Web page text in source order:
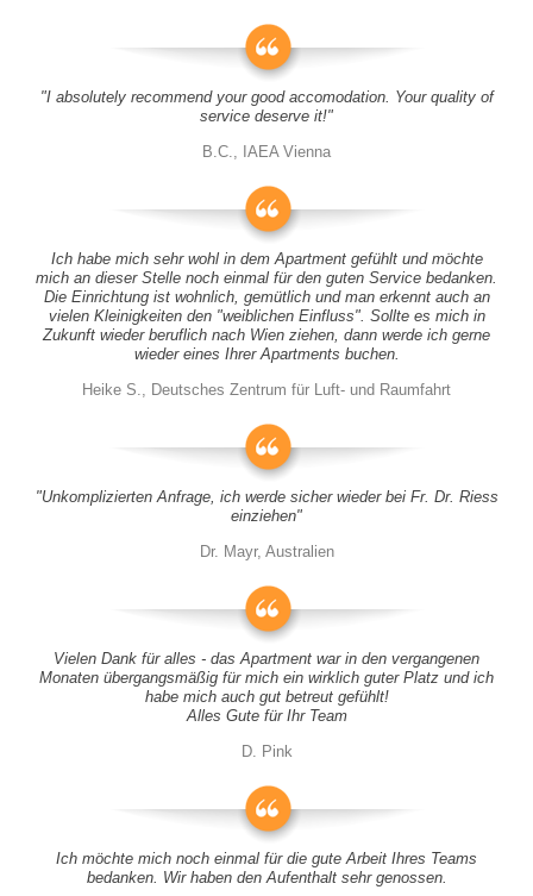
"I absolutely recommend your good accomodation. Your quality of
service deserve it!"
B.C., IAEA Vienna
Ich habe mich sehr wohl in dem Apartment gefühlt und möchte
mich an dieser Stelle noch einmal für den guten Service bedanken.
Die Einrichtung ist wohnlich, gemütlich und man erkennt auch an
vielen Kleinigkeiten den "weiblichen Einfluss". Sollte es mich in
Zukunft wieder beruflich nach Wien ziehen, dann werde ich gerne
wieder eines Ihrer Apartments buchen.
Heike S., Deutsches Zentrum für Luft- und Raumfahrt
"Unkomplizierten Anfrage, ich werde sicher wieder bei Fr. Dr. Riess
einziehen"
Dr. Mayr, Australien
Vielen Dank für alles - das Apartment war in den vergangenen
Monaten übergangsmäßig für mich ein wirklich guter Platz und ich
habe mich auch gut betreut gefühlt!
Alles Gute für Ihr Team
D. Pink
Ich möchte mich noch einmal für die gute Arbeit Ihres Teams
bedanken. Wir haben den Aufenthalt sehr genossen.